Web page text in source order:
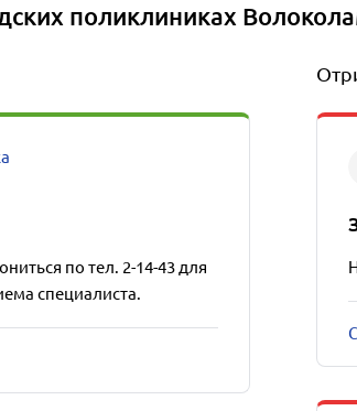
поликлиниках
по тел. 2-14-43 для
специалиста.